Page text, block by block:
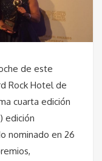
de este
Rock Hotel de
cuarta edición
edición
nominado en 26